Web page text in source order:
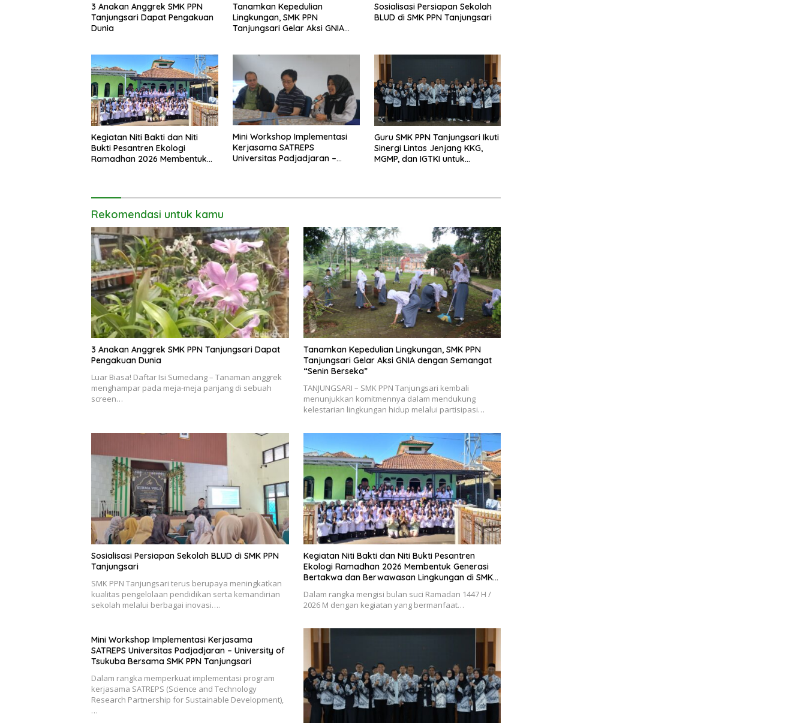
3 Anakan Anggrek SMK PPN
Tanjungsari Dapat Pengakuan
Dunia
Tanamkan Kepedulian
Lingkungan, SMK PPN
Tanjungsari Gelar Aksi GNIA
Sosialisasi Persiapan Sekolah
BLUD di SMK PPN Tanjungsari
Kegiatan Niti Bakti dan Niti
Bukti Pesantren Ekologi
Ramadhan 2026 Membentuk
Mini Workshop Implementasi
Kerjasama SATREPS
Universitas Padjadjaran –
Guru SMK PPN Tanjungsari Ikuti
Sinergi Lintas Jenjang KKG,
MGMP, dan IGTKI untuk
Rekomendasi untuk kamu
3 Anakan Anggrek SMK PPN Tanjungsari Dapat
Pengakuan Dunia
Luar Biasa! Daftar Isi Sumedang – Tanaman anggrek
menghampar pada meja-meja panjang di sebuah
screen…
Tanamkan Kepedulian Lingkungan, SMK PPN
Tanjungsari Gelar Aksi GNIA dengan Semangat
“Senin Berseka”
TANJUNGSARI – SMK PPN Tanjungsari kembali
menunjukkan komitmennya dalam mendukung
kelestarian lingkungan hidup melalui partisipasi…
Sosialisasi Persiapan Sekolah BLUD di SMK PPN
Tanjungsari
SMK PPN Tanjungsari terus berupaya meningkatkan
kualitas pengelolaan pendidikan serta kemandirian
sekolah melalui berbagai inovasi….
Kegiatan Niti Bakti dan Niti Bukti Pesantren
Ekologi Ramadhan 2026 Membentuk Generasi
Bertakwa dan Berwawasan Lingkungan di SMK
Dalam rangka mengisi bulan suci Ramadan 1447 H /
2026 M dengan kegiatan yang bermanfaat…
Mini Workshop Implementasi Kerjasama
SATREPS Universitas Padjadjaran – University of
Tsukuba Bersama SMK PPN Tanjungsari
Dalam rangka memperkuat implementasi program
kerjasama SATREPS (Science and Technology
Research Partnership for Sustainable Development),
…